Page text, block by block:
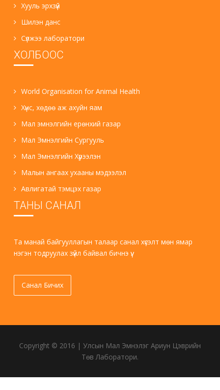
Хууль эрхзүй
Шилэн данс
Сүлжээ лаборатори
ХОЛБООС
World Organisation for Animal Health
Хүнс, хөдөө аж ахуйн яам
Мал эмнэлгийн ерөнхий газар
Мал Эмнэлгийн Сургууль
Мал Эмнэлгийн Хүрээлэн
Малын ангаах ухааны мэдээлэл
Авлигатай тэмцэх газар
ТАНЫ САНАЛ
Та манай байгууллагын талаар санал хүсэлт мөн ямар
нэгэн тодруулах зүйл байвал бичнэ үү.
Санал Бичих
Copyright © 2016 | Улсын Мал Эмнэлэг Ариун Цэврийн
Төв Лаборатори.